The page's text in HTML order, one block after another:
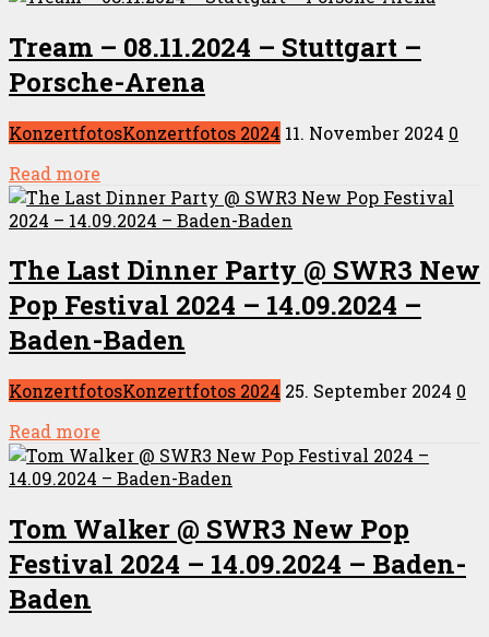
Tream – 08.11.2024 – Stuttgart –
Porsche-Arena
KonzertfotosKonzertfotos 2024 11. November 2024 0
Read more
The Last Dinner Party @ SWR3 New
Pop Festival 2024 – 14.09.2024 –
Baden-Baden
KonzertfotosKonzertfotos 2024 25. September 2024 0
Read more
Tom Walker @ SWR3 New Pop
Festival 2024 – 14.09.2024 – Baden-
Baden